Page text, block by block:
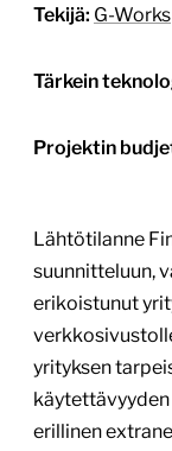
Tekijä: G-Works
Tärkein
Projektin
Lähtötilanne
suunnitteluun,
erikoistunut
yrityksen
erillinen